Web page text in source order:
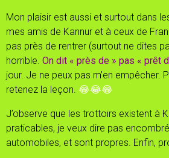
Mon plaisir est aussi et surtout dans
mes amis de Kannur et à ceux de
pas près de rentrer (surtout ne dites
horrible.On dit « près de » pas « prêt
jour. Je ne peux pas m’en empêcher.
retenez la leçon. 😂😂😂
J’observe que les trottoirs existent à
praticables, je veux dire pas
automobiles, et sont propres. Enfin,